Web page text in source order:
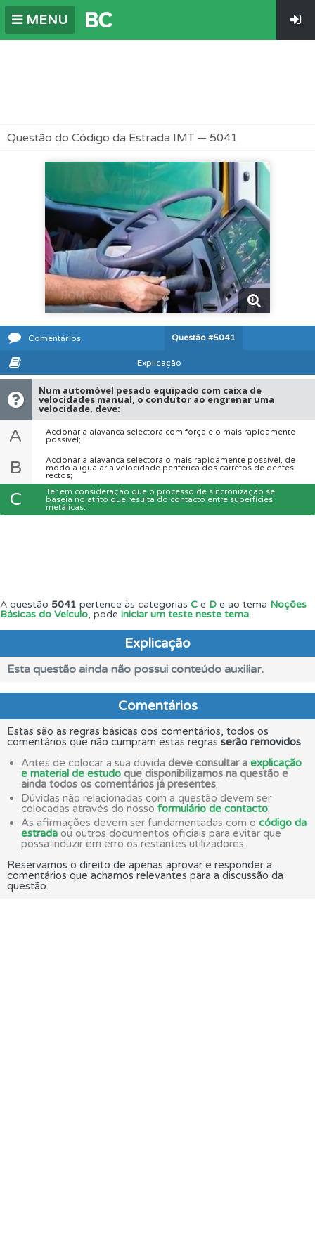
MENU
Questão do Código da Estrada IMT — 5041
Comentários Questão #5041
Explicação
Num automóvel pesado equipado com caixa de
velocidades manual, o condutor ao engrenar uma
velocidade, deve:
A
Accionar a alavanca selectora com força e o mais rapidamente
possível;
B
Accionar a alavanca selectora o mais rapidamente possível, de
modo a igualar a velocidade periférica dos carretos de dentes
rectos;
C
Ter em consideração que o processo de sincronização se
baseia no atrito que resulta do contacto entre superfícies
metálicas.
A questão 5041 pertence às categorias C e D e ao tema Noções
Básicas do Veículo, pode iniciar um teste neste tema.
Explicação
Esta questão ainda não possui conteúdo auxiliar.
Comentários
Estas são as regras básicas dos comentários, todos os
comentários que não cumpram estas regras serão removidos.
Antes de colocar a sua dúvida deve consultar a explicação
e material de estudo que disponibilizamos na questão e
ainda todos os comentários já presentes;
Dúvidas não relacionadas com a questão devem ser
colocadas através do nosso formulário de contacto;
As afirmações devem ser fundamentadas com o código da
estrada ou outros documentos oficiais para evitar que
possa induzir em erro os restantes utilizadores;
Reservamos o direito de apenas aprovar e responder a
comentários que achamos relevantes para a discussão da
questão.